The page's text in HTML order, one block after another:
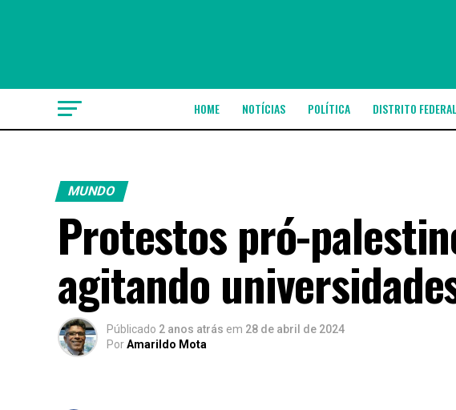
HOME NOTÍCIAS POLÍTICA DISTRITO FEDERAL
MUNDO
Protestos pró-
agitando
Públicado 2 anos atrás em 28 de abril de 2024
PorAmarildo Mota